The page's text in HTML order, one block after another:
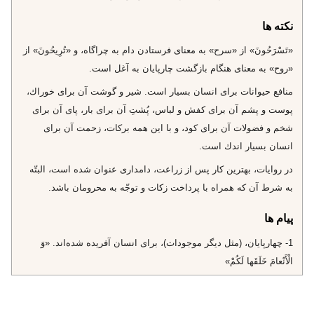
نکته ها
«تَسْرَحُونَ» از «سرح» به معناى فرستادن دام به چراگاه، و «تُرِيحُونَ» از
«روح» به معناى هنگام بازگشت چارپايان به آغل است.
منافع حيوانات براى انسان بسيار است. شير و گوشت آن براى خوراك،
پوست و پشم آن براى كفش و لباس، پُشتِ آن براى بار، پاى آن براى
شخم و فضولات آن براى كود، و با اين همه بركات، زحمت آن براى
انسان بسيار اندك است.
در روايات، بهترين كار پس از زراعت، دامدارى عنوان شده است، البتّه
به شرط آن كه همراه با پرداخت زكات و توجّه به محرومان باشد.
پیام ها
1- چهارپايان، (مثل ديگر موجودات)، براى انسان آفريده شده‌اند. «وَ
الْأَنْعامَ خَلَقَها لَكُمْ»